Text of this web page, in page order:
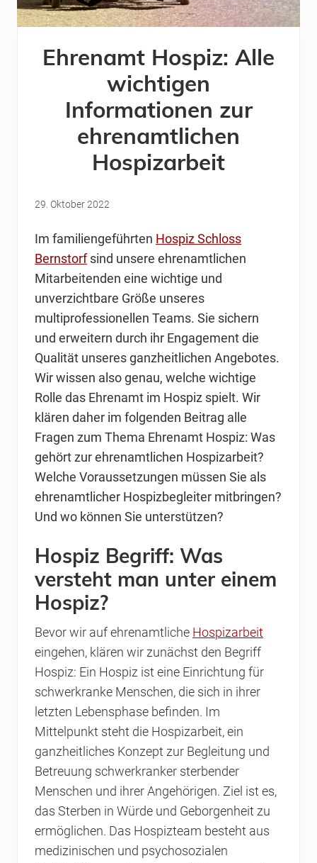
Ehrenamt Hospiz: Alle
wichtigen
Informationen zur
ehrenamtlichen
Hospizarbeit
29. Oktober 2022
Im familiengeführten Hospiz Schloss
Bernstorfsind unsere ehrenamtlichen
Mitarbeitenden eine wichtige und
unverzichtbare Größe unseres
multiprofessionellen Teams. Sie sichern
und erweitern durch ihr Engagement die
Qualität unseres ganzheitlichen Angebotes.
Wir wissen also genau, welche wichtige
Rolle das Ehrenamt im Hospiz spielt. Wir
klären daher im folgenden Beitrag alle
Fragen zum Thema Ehrenamt Hospiz: Was
gehört zur ehrenamtlichen Hospizarbeit?
Welche Voraussetzungen müssen Sie als
ehrenamtlicher Hospizbegleiter mitbringen?
Und wo können Sie unterstützen?
Hospiz Begriff: Was
versteht man unter einem
Hospiz?
Bevor wir auf ehrenamtliche Hospizarbeit
eingehen, klären wir zunächst den Begriff
Hospiz: Ein Hospiz ist eine Einrichtung für
schwerkranke Menschen, die sich in ihrer
letzten Lebensphase befinden. Im
Mittelpunkt steht die Hospizarbeit, ein
ganzheitliches Konzept zur Begleitung und
Betreuung schwerkranker sterbender
Menschen und ihrer Angehörigen. Ziel ist es,
das Sterben in Würde und Geborgenheit zu
ermöglichen. Das Hospizteam besteht aus
medizinischen und psychosozialen